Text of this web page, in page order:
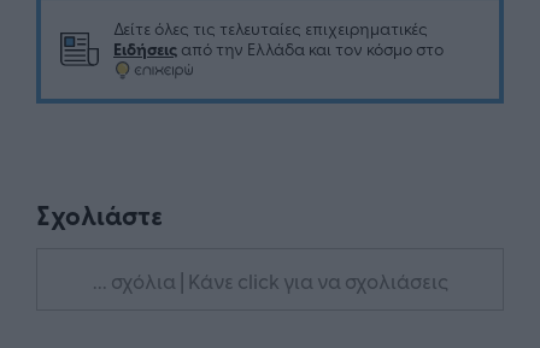
Δείτε όλες τις τελευταίες επιχειρηματικές
Ειδήσεις από την Ελλάδα και τον κόσμο στο
Σχολιάστε
... σχόλια | Κάνε click για να σχολιάσεις